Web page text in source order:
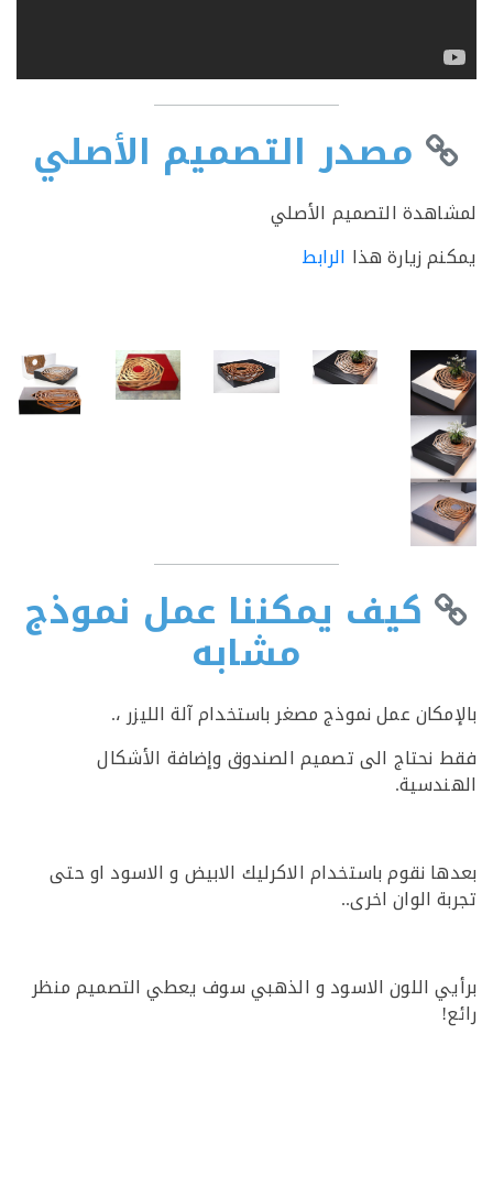
مصدر التصميم الأصلي
التصميم الأصلي
زيارة هذاالرابط
كيف يمكننا عمل نموذج
مشابه
عمل نموذج مصغر باستخدام آلة الليزر ،.
الى تصميم الصندوق وإضافة الأشكال
نقوم باستخدام الاكرليك الابيض و الاسود او حتى
الوان اخرى..
اللون الاسود و الذهبي سوف يعطي التصميم منظر